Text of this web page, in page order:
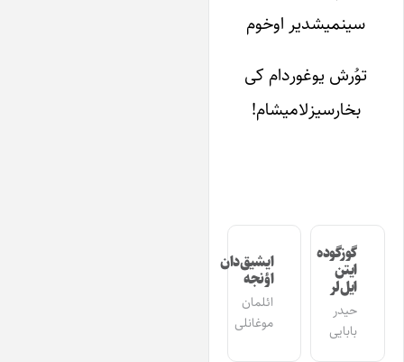
سینمیشدیر اوخوم
توُرش یوغوردام کی
بخارسیزلامیشام!
گوزگوده
ایل‌لر
حیدر
بابایی
ایشیق‌دان
اؤنجه
ائلمان
موغانلی